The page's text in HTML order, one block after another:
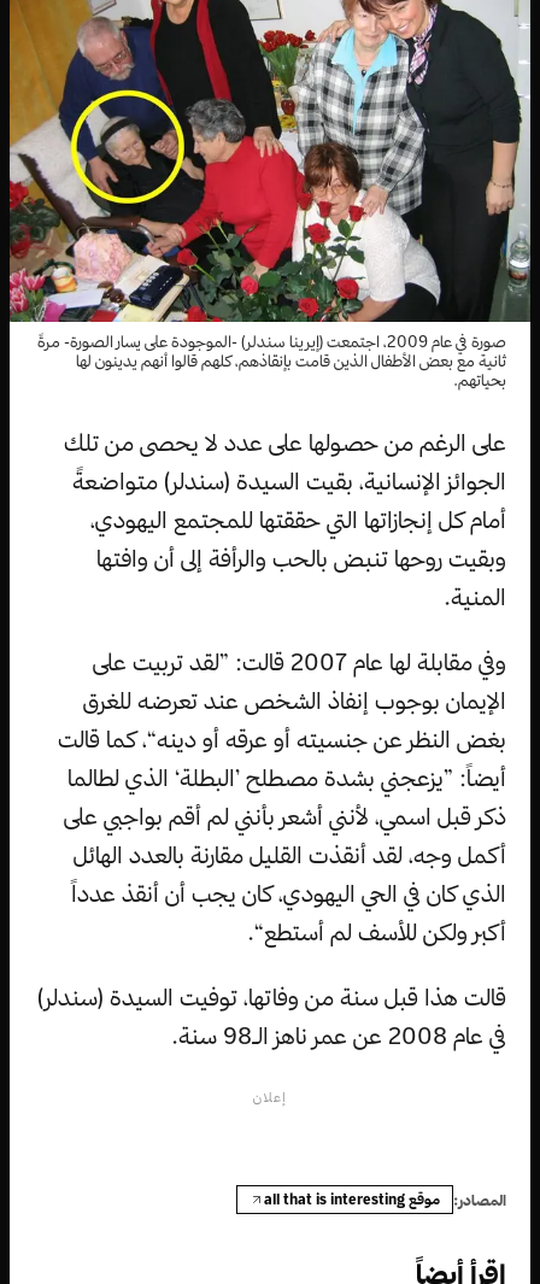
صورة في عام 2009، اجتمعت (إيرينا سندلر) -الموجودة على يسار الصورة- مرةً
ثانية مع بعض الأطفال الذين قامت بإنقاذهم، كلهم قالوا أنهم يدينون لها
بحياتهم.
على الرغم من حصولها على عدد لا يحصى من تلك
الجوائز الإنسانية، بقيت السيدة (سندلر) متواضعةً
أمام كل إنجازاتها التي حققتها للمجتمع اليهودي،
وبقيت روحها تنبض بالحب والرأفة إلى أن وافتها
المنية.
وفي مقابلة لها عام 2007 قالت: ”لقد تربيت على
الإيمان بوجوب إنفاذ الشخص عند تعرضه للغرق
بغض النظر عن جنسيته أو عرقه أو دينه“، كما قالت
أيضاً: ”يزعجني بشدة مصطلح ’البطلة‘ الذي لطالما
ذكر قبل اسمي، لأنني أشعر بأنني لم أقم بواجبي على
أكمل وجه، لقد أنقذت القليل مقارنة بالعدد الهائل
الذي كان في الحي اليهودي، كان يجب أن أنقذ عدداً
أكبر ولكن للأسف لم أستطع“.
قالت هذا قبل سنة من وفاتها، توفيت السيدة (سندلر)
في عام 2008 عن عمر ناهز الـ98 سنة.
إعلان
المصادر: موقع all that is interesting
اقرأ أيضاً